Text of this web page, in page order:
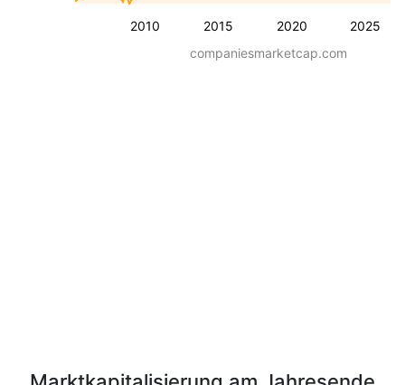
2010 2015 2020 2025
companiesmarketcap.com